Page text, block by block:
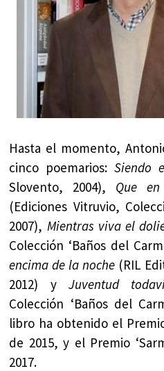
Hasta el momento,
cinco poemarios:Siendo
Slovento, 2004), Que
(Ediciones Vitruvio,
2007), Mientras viva el
Colección ‘Baños del
encima de la noche (RIL
2012) y Juventud
Colección ‘Baños del
libro ha obtenido el
de 2015, y el Premio
2017.